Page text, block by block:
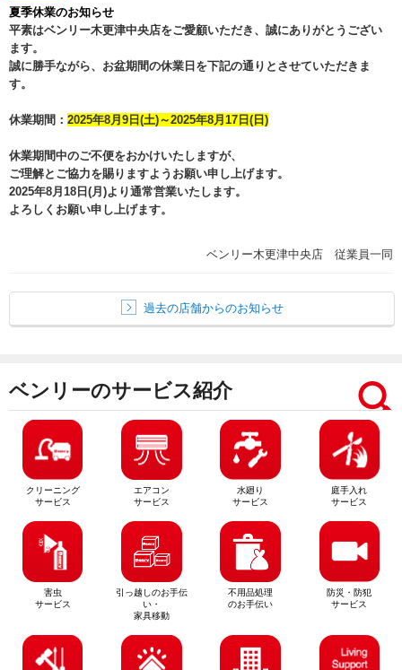
夏季休業のお知らせ
平素はベンリー木更津中央店をご愛顧いただき、誠にありがとうござい
ます。
誠に勝手ながら、お盆期間の休業日を下記の通りとさせていただきま
す。
休業期間： 2025年8月9日(土)～2025年8月17日(日)
休業期間中のご不便をおかけいたしますが、
ご理解とご協力を賜りますようお願い申し上げます。
2025年8月18日(月)より通常営業いたします。
よろしくお願い申し上げます。
ベンリー木更津中央店 従業員一同
過去の店舗からのお知らせ
ベンリーのサービス紹介
クリーニング
サービス
エアコン
サービス
水廻り
サービス
庭手入れ
サービス
害虫
サービス
引っ越しのお手伝
い・
家具移動
不用品処理
のお手伝い
防災・防犯
サービス